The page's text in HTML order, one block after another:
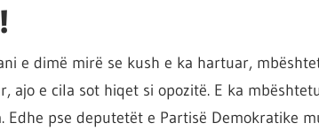
e dimë mirë se kush e ka hartuar,
ajo e cila sot hiqet si opozitë. E ka
Edhe pse deputetët e Partisë Demokratike